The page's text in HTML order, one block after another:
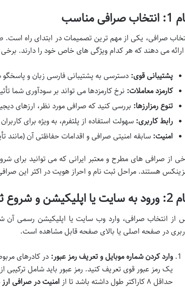
مناسب
صرافی، یکی از مهم ترین تصمیمات در ابتدای راه
ارائه می دهند که هر کدام ویژگی های خاص خود را دارند. برخی
پشتیبانی قوی: دسترسی به پشتیبانی فارسی زبان و
کارمزد معاملات: نرخ کارمزدها می تواند بر سودآوری شما
تنوع رمزارزها: بررسی کنید که صرافی مورد نظر، ارزهای
رابط کاربری: سهولت استفاده از پلتفرم، به ویژه برای
امنیت: سابقه امنیتی صرافی و اقدامات حفاظتی آن (مانند
از صرافی های مطرح و معتبر ایرانی که می توانید برای
هستند. مراحل ثبت نام و احراز هویت در اکثر این
و شروع ثبت نام
از انتخاب صرافی، وارد وب سایت یا اپلیکیشن رسمی آن
در صفحه اصلی یا بالای صفحه قابل مشاهده است.
وارد کردن شماره موبایل و تعریف رمز عبور: در کادرهای
یک رمز عبور قوی تعریف کنید. رمز عبور باید شامل
حداقل ۸ کاراکتر طول داشته باشد تا از
امنیت در صرافی ارز